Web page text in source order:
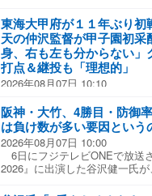
東海大甲府が１１年ぶり初
天の仲沢監督が甲子園初采
身、右も左も分からない」
打点＆継投も「理想的」
2026年08月07日 10:10
東」（７日、甲子園球場） 東
り、夏は１１年ぶりの初戦突
で活躍した元プロ野球選手の
となった。 初回から積極的に
から田中三、伊沢の連続適時
を奪った。１点差に迫られた
阪神・大竹、4勝目・防御
は負け数が多い要因とい
2026年08月07日 10:00
6日にフジテレビONEで放送
2026』に出演した谷沢健一氏